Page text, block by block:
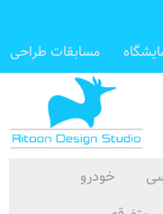
مسابقات طراحی
خودرو